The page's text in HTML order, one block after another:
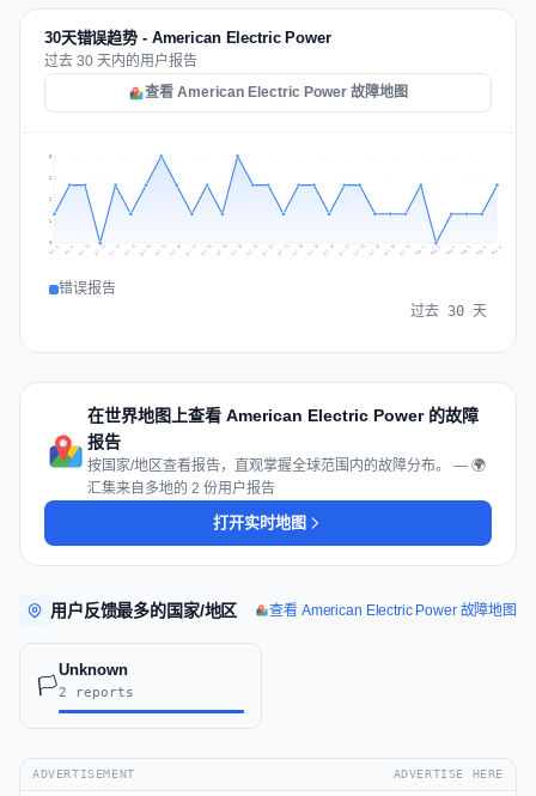
30天错误趋势 - American Electric Power
过去 30 天内的用户报告
查看 American Electric Power 故障地图
1
2
2
3
Jul 8 Jul 9 Jul 10 Jul 11 Jul 12 Jul 13 Jul 14 Jul 15 Jul 16 Jul 17 Jul 18 Jul 19 Jul 20 Jul 21 Jul 22 Jul 23 Jul 24 Jul 25 Jul 26 Jul 27 Jul 28 Jul 29 Jul 30 Jul 31 Aug 1 Aug 2 Aug 3 Aug 4 Aug 5 Aug 6
错误报告
过去 30 天
在世界地图上查看 American Electric Power 的故障
报告
按国家/地区查看报告，直观掌握全球范围内的故障分布。 — 🌍
汇集来自多地的 2 份用户报告
打开实时地图
用户反馈最多的国家/地区 查看 American Electric Power 故障地图
🏳️
Unknown
2 reports
ADVERTISEMENT ADVERTISE HERE